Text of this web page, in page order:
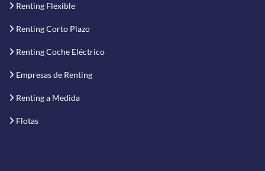
Renting Flexible
Renting Corto Plazo
Renting Coche Eléctrico
Empresas de Renting
Renting a Medida
Flotas